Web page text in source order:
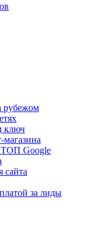
рубежом
ключ
ТОП Google
сайта
за лиды